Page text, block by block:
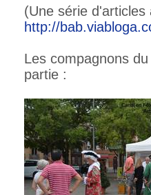
(Une série
http://
Les compagnons
partie :